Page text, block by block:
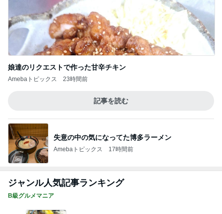
Amebaトピックス 17時間前
ジャンル人気記事ランキング
B級グルメマニア
土曜日出勤の後のご褒美！不二家のケーキ食
べ放題を堪能
アッキーのデカ盛りライフ
2
下町マリーンズ・一口馬主・立ち飲み・立ち食いそ
ば
3
【長野県佐久市】肉汁飛び散る！ゲンコツ級
の巨大唐揚げと恒例「変化球冷やし中
華」！！〜李紅蘭さん〜